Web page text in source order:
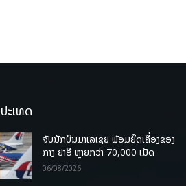
ະເທດ
ຈັບນັກບິນມາເລເຊຍ ພ້ອມຍຶດເຄື່ອງຂອງ
ກາງ ຢາອີ ຫຼາຍກວ່າ 70,000 ເມັດ
06/08/2026